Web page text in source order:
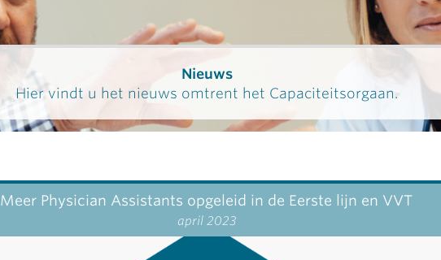
Nieuws
Hier vindt u het nieuws omtrent het Capaciteitsorgaan.
Meer Physician Assistants opgeleid in de Eerste lijn en VVT
april 2023